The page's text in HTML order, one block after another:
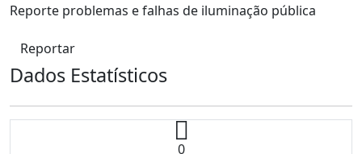
Reporte problemas e falhas de iluminação pública
Reportar
Dados Estatísticos
0